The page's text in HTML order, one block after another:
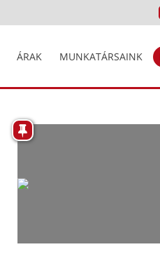
ÁRAK MUNKATÁRSAINK